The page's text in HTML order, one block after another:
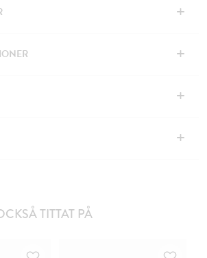
+
+
+
+
TITTAT PÅ